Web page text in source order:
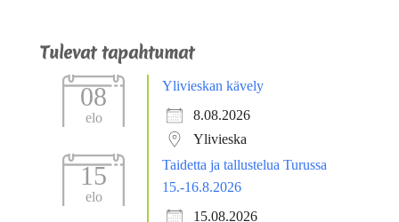
Tulevat tapahtumat
08
elo
Ylivieskan kävely
8.08.2026
Ylivieska
15
elo
Taidetta ja tallustelua Turussa
15.-16.8.2026
15.08.2026